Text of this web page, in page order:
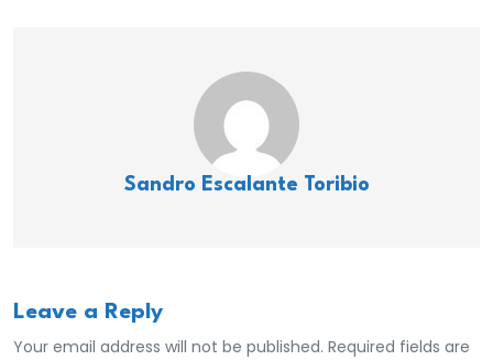
Sandro Escalante Toribio
Leave a Reply
Your email address will not be published. Required fields are